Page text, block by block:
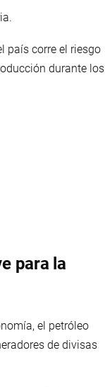
país corre el riesgo
durante los
para la
el petróleo
de divisas